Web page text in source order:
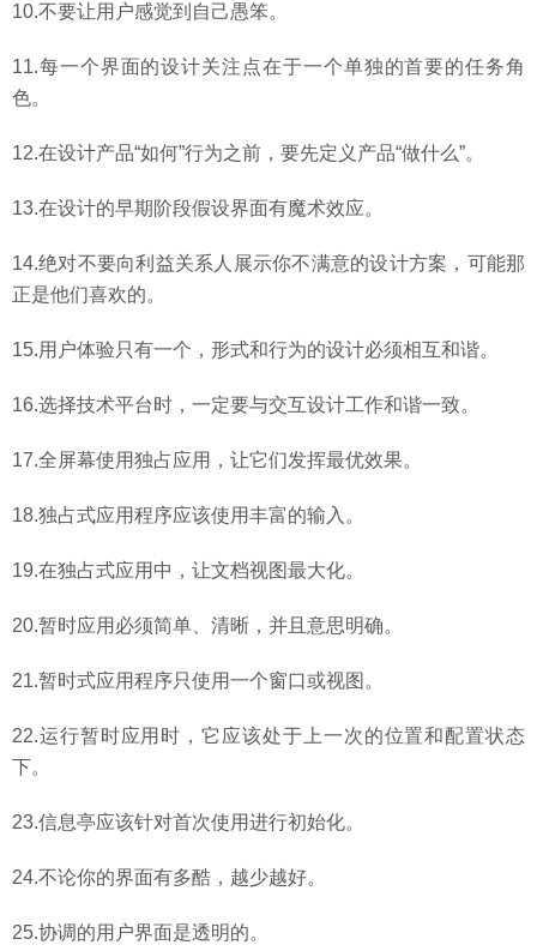
10.不要让用户感觉到自己愚笨。
11.每一个界面的设计关注点在于一个单独的首要的任务角
色。
12.在设计产品“如何”行为之前，要先定义产品“做什么”。
13.在设计的早期阶段假设界面有魔术效应。
14.绝对不要向利益关系人展示你不满意的设计方案，可能那
正是他们喜欢的。
15.用户体验只有一个，形式和行为的设计必须相互和谐。
16.选择技术平台时，一定要与交互设计工作和谐一致。
17.全屏幕使用独占应用，让它们发挥最优效果。
18.独占式应用程序应该使用丰富的输入。
19.在独占式应用中，让文档视图最大化。
20.暂时应用必须简单、清晰，并且意思明确。
21.暂时式应用程序只使用一个窗口或视图。
22.运行暂时应用时，它应该处于上一次的位置和配置状态
下。
23.信息亭应该针对首次使用进行初始化。
24.不论你的界面有多酷，越少越好。
25.协调的用户界面是透明的。